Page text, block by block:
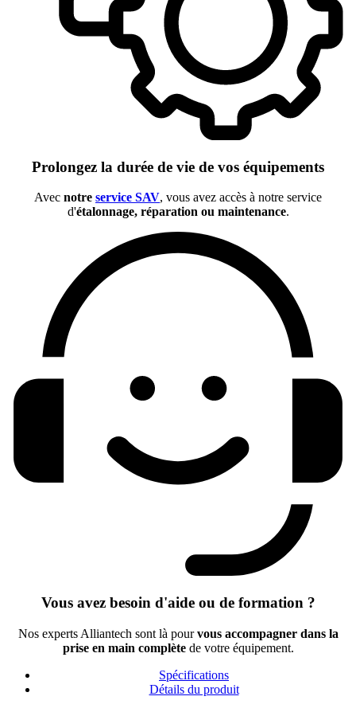
Prolongez la durée de vie de vos équipements
Avec notre service SAV, vous avez accès à notre service
d'étalonnage, réparation ou maintenance.
Vous avez besoin d'aide ou de formation ?
Nos experts Alliantech sont là pourvous accompagner dans la
prise en main complètede votre équipement.
Spécifications
Détails du produit